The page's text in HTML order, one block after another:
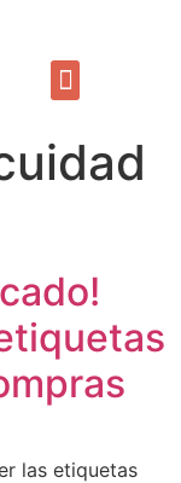
las etiquetas